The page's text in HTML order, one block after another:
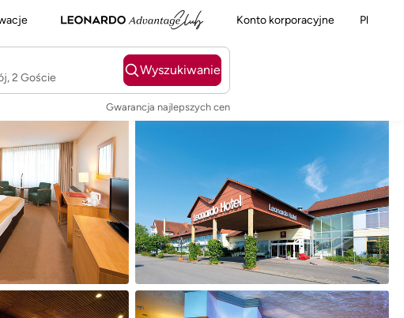
Konto korporacyjne Pl
2 Goście
Wyszukiwanie
Gwarancja najlepszych cen